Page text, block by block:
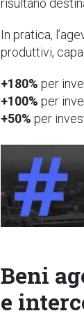
risultano
In pratica,
produttivi,
+180% per
+100% per
+50% per
Beni
e